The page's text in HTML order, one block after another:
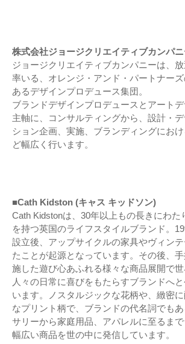
株式会社ジョージクリエイティブカンパ
ジョージクリエイティブカンパニーは、
率いる、オレンジ・アンド・パートナー
あるデザインプロデュース集団。
ブランドデザインプロデュースとアート
主軸に、コンサルティングから、設計・
ション企画、実施、ブランディングにお
ど幅広く行います。
■Cath Kidston (キャス キッドソン)
Cath Kidstonは、30年以上もの長きにわた
を持つ英国のライフスタイルブランド。
設立後、アップサイクルの家具やヴィン
たことが起源となっています。その後、
施した遊び心あふれる様々な商品展開で世
人々の日常に喜びをもたらすブランドへ
います。ノスタルジックな花柄や、緻密
なプリント柄で、ブランドの代名詞でも
サリーから家庭用品、アパレルに至るま
幅広い商品を世の中に発信しています。